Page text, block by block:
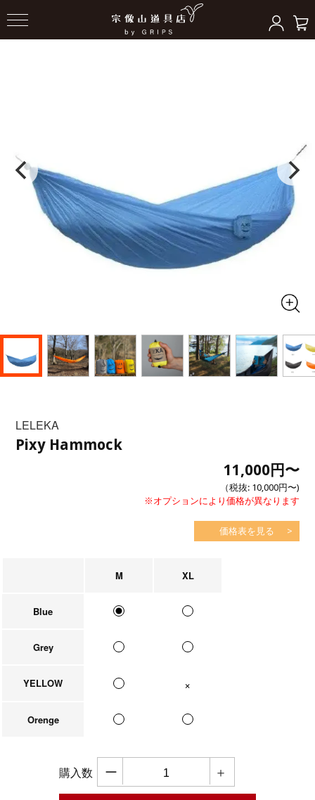
LELEKA
Pixy Hammock
11,000円 〜
（税抜: 10,000円〜)
※オプションにより価格が異なります
価格表を見る
M XL
Blue
Grey
YELLOW
Orenge
購入数 ー ＋